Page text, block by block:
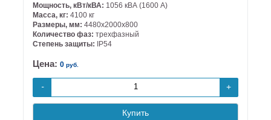
Мощность, кВт/кВА: 1056 кВА (1600 А)
Масса, кг: 4100 кг
Размеры, мм: 4480х2000х800
Количество фаз: трехфазный
Степень защиты:
IP54
Цена: 0 руб.
- +
Купить